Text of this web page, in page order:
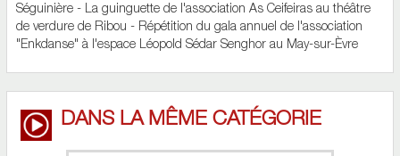
Séguinière - La guinguette de l'association As Ceifeiras au théâtre
de verdure de Ribou - Répétition du gala annuel de l'association
"Enkdanse" à l'espace Léopold Sédar Senghor au May-sur-Èvre
DANS LA MÊME CATÉGORIE